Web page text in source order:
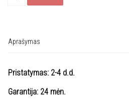
KGG6407K
Aprašymas
Pristatymas: 2-4 d.d.
Garantija: 24 mėn.